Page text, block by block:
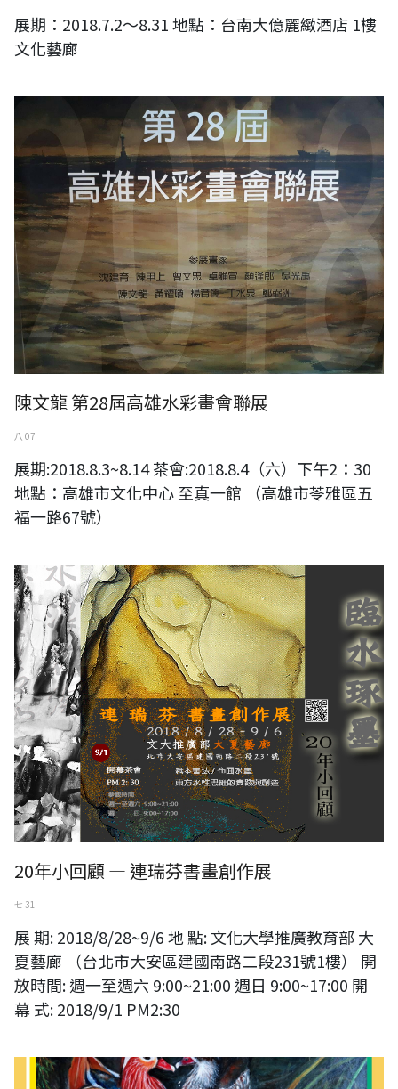
展期：2018.7.2～8.31 地點：台南大億麗緻酒店 1樓
文化藝廊
陳文龍 第28屆高雄水彩畫會聯展
八 07
展期:2018.8.3~8.14 茶會:2018.8.4（六）下午2：30
地點：高雄市文化中心 至真一館 （高雄市苓雅區五
福一路67號）
20年小回顧 — 連瑞芬書畫創作展
20年小回顧 — 連瑞芬書畫創作展
七 31
展 期: 2018/8/28~9/6 地 點: 文化大學推廣教育部 大
夏藝廊 （台北市大安區建國南路二段231號1樓） 開
放時間: 週一至週六 9:00~21:00 週日 9:00~17:00 開
幕 式: 2018/9/1 PM2:30
中西藝術的融合-廖國禎油畫國畫個展